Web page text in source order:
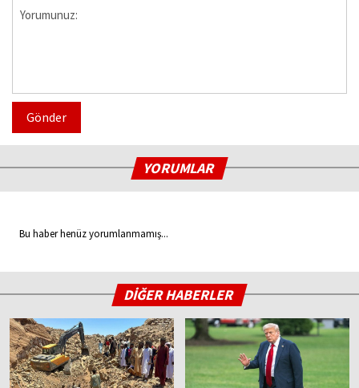
Gönder
YORUMLAR
Bu haber henüz yorumlanmamış...
DİĞER HABERLER